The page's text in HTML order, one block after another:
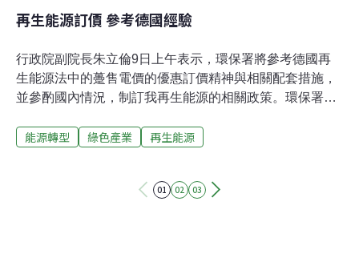
再生能源訂價 參考德國經驗
行政院副院長朱立倫9日上午表示，環保署將參考德國再
生能源法中的躉售電價的優惠訂價精神與相關配套措施，
並參酌國內情況，制訂我再生能源的相關政策。環保署9
國際研討會，大力倡議「綠色新政」。朱立倫出席強調，
驗」，參考德國躉售電價的優惠訂價精神與相關配套。環
能源轉型 綠色產業 再生能源
01 02 03